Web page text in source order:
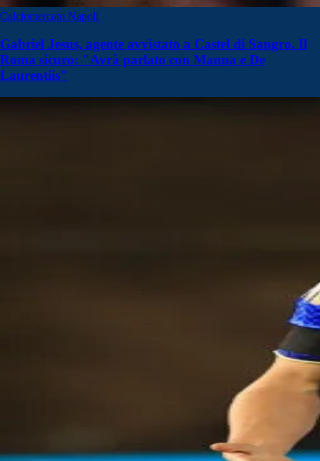
Calciomercato Napoli
Gabriel Jesus, agente avvistato a Castel di Sangro. Il
Roma sicuro: "Avrà parlato con Manna e De
Laurentiis"